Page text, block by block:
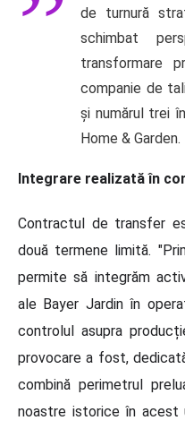
de turnură
schimbat
transformare
companie de
și numărul trei
Home & Garden.
Integrare realizată în
Contractul de transfer
două termene limită.
permite să integrăm
ale Bayer Jardin în
controlul asupra
provocare a fost,
combină perimetrul
noastre istorice în acest